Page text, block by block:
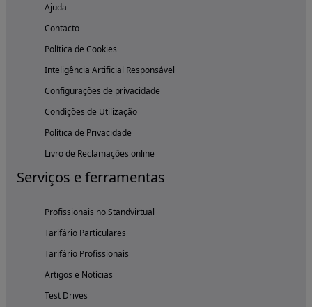
Ajuda
Contacto
Política de Cookies
Inteligência Artificial Responsável
Configurações de privacidade
Condições de Utilização
Política de Privacidade
Livro de Reclamações online
Serviços e ferramentas
Profissionais no Standvirtual
Tarifário Particulares
Tarifário Profissionais
Artigos e Notícias
Test Drives